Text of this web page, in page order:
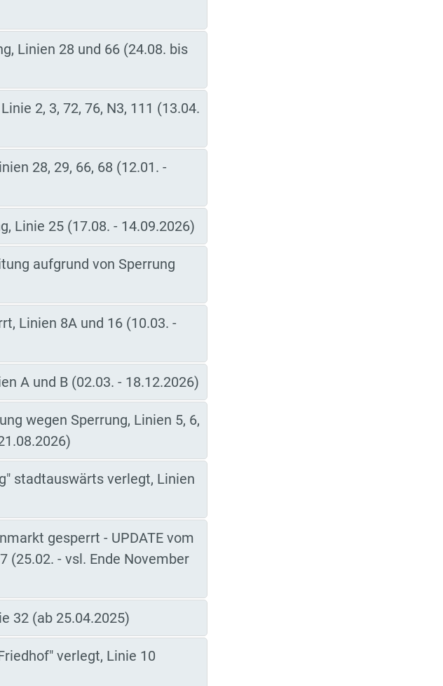
Linien 28 und 66 (24.08. bis
2, 3, 72, 76, N3, 111 (13.04.
28, 29, 66, 68 (12.01. -
Linie 25 (17.08. - 14.09.2026)
aufgrund von Sperrung
Linien 8A und 16 (10.03. -
A und B (02.03. - 18.12.2026)
wegen Sperrung, Linien 5, 6,
stadtauswärts verlegt, Linien
gesperrt - UPDATE vom
(25.02. - vsl. Ende November
32 (ab 25.04.2025)
verlegt, Linie 10